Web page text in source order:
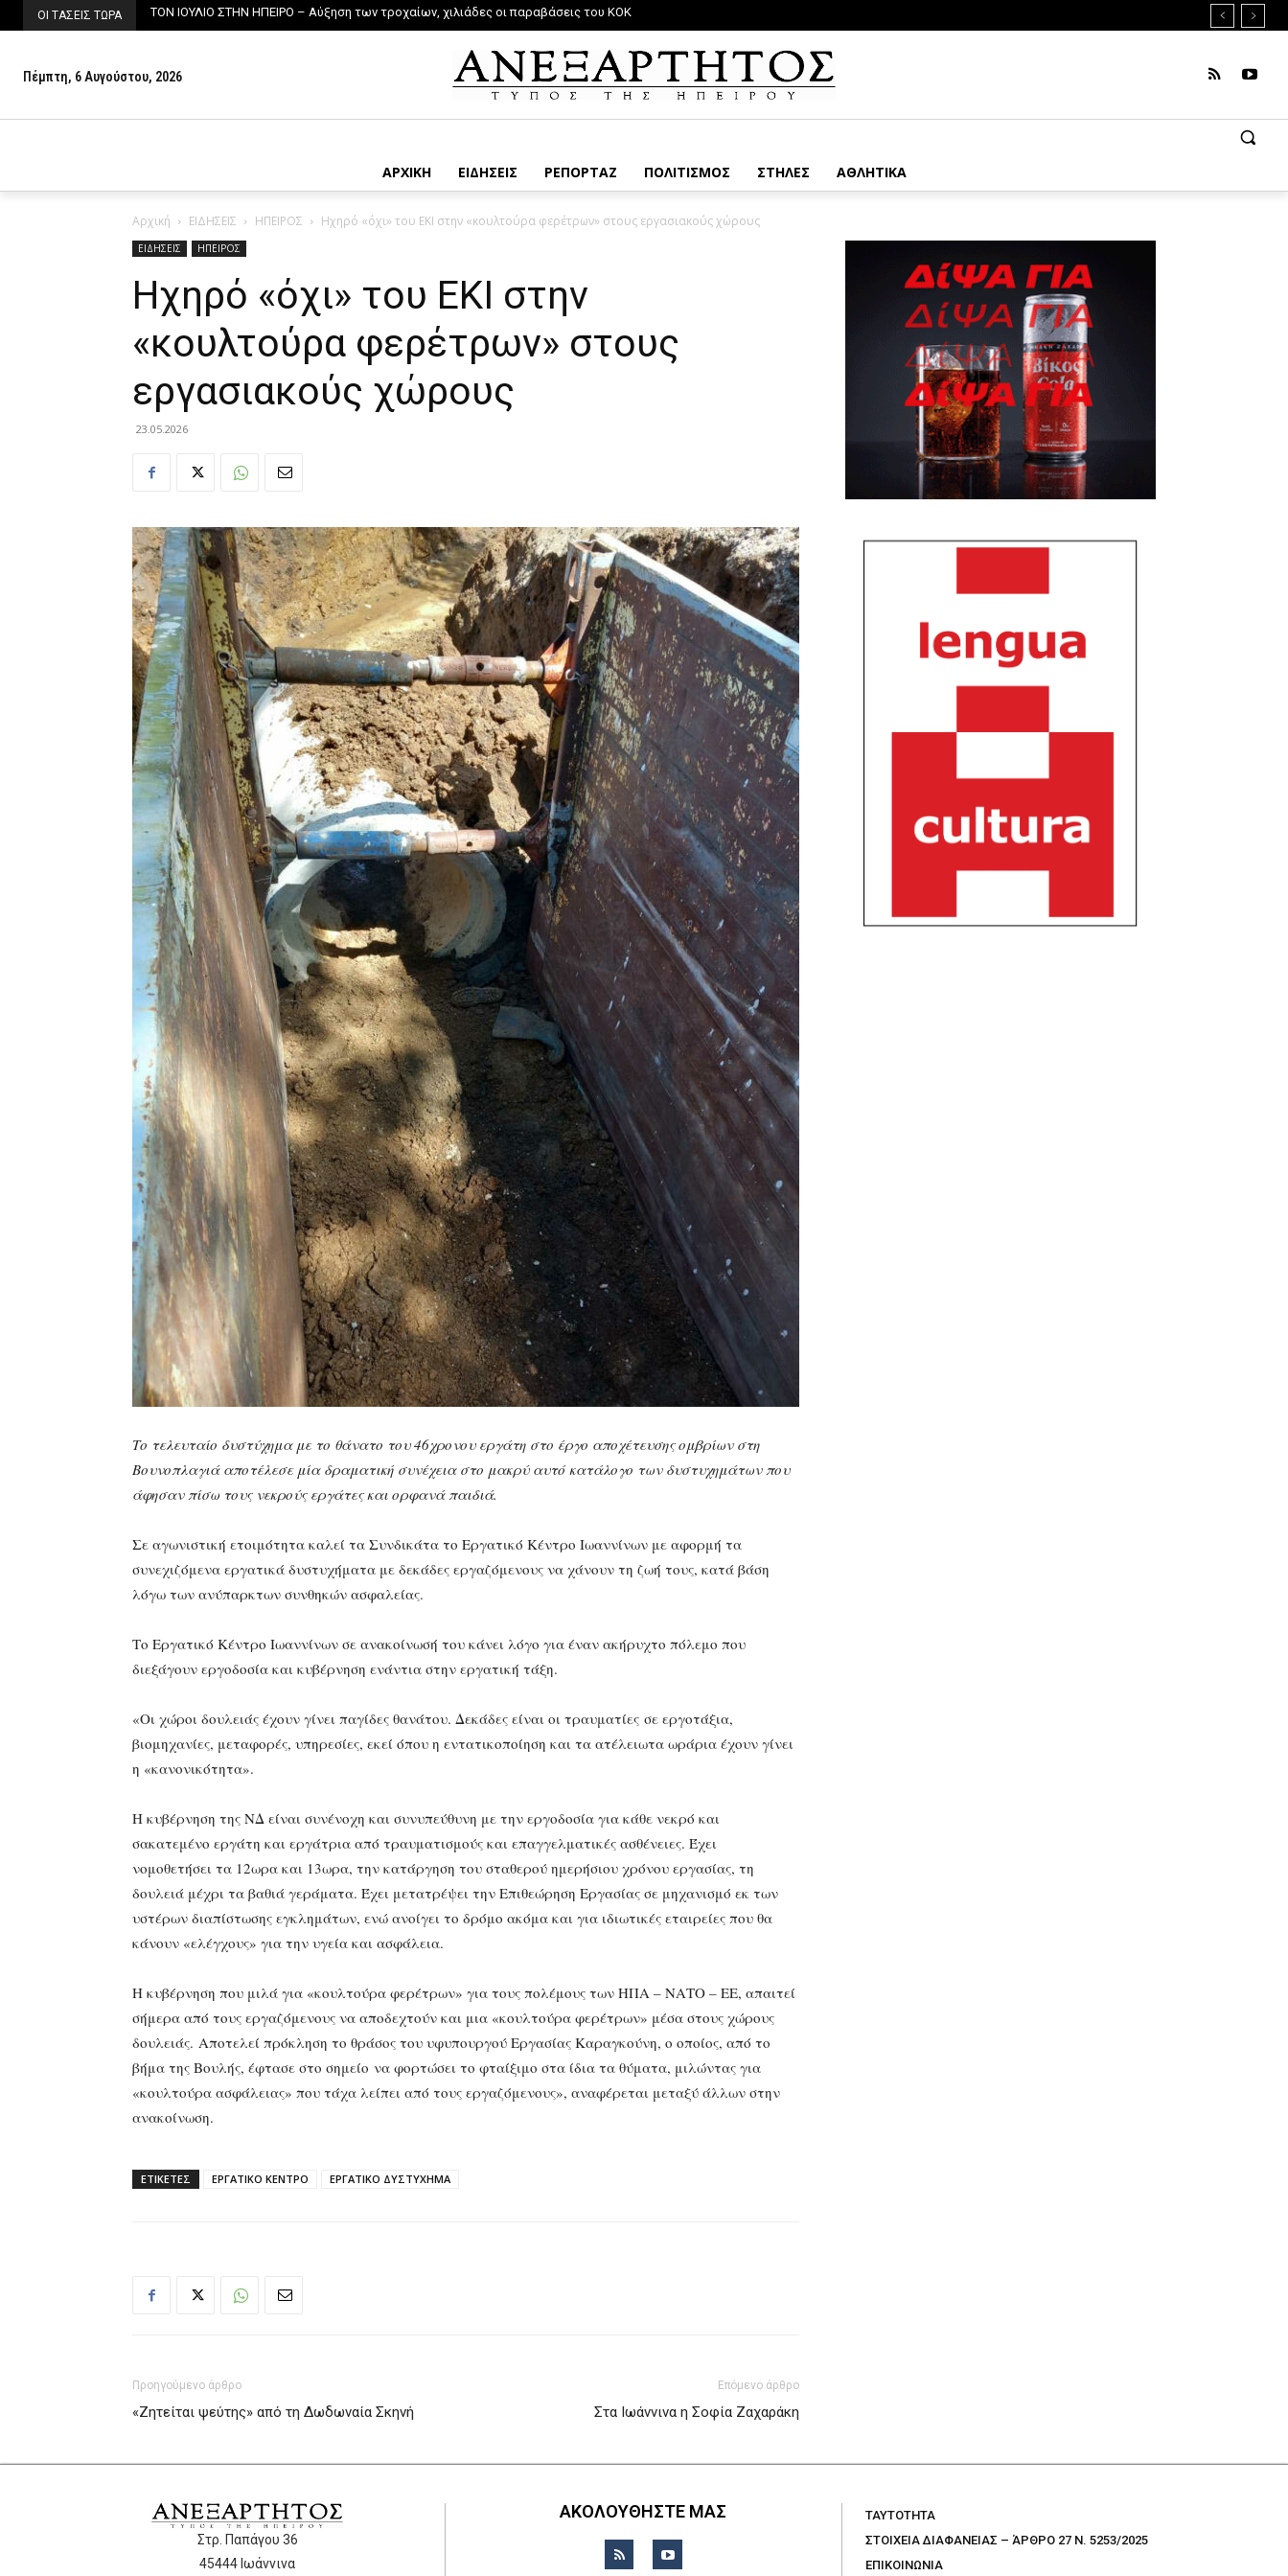
ΟΙ ΤΑΣΕΙΣ ΤΩΡΑ ΤΟΝ ΙΟΥΛΙΟ ΣΤΗΝ ΗΠΕΙΡΟ – Αύξηση των τροχαίων, χιλιάδες οι παραβάσεις του ΚΟΚ
ΔΙΕΥΘΥΝΣΗ ΚΤΗΝΙΑΤΡΙΚΗΣ ΗΠΕΙΡΟΥ – Μονόδρομος η εφαρμογή των μέτρων βιοασφάλειας
Πέμπτη, 6 Αυγούστου, 2026
ΑΡΧΙΚΗ ΕΙΔΗΣΕΙΣ ΡΕΠΟΡΤΑΖ ΠΟΛΙΤΙΣΜΟΣ ΣΤΗΛΕΣ ΑΘΛΗΤΙΚΑ
Αρχική ΕΙΔΗΣΕΙΣ ΗΠΕΙΡΟΣ Ηχηρό «όχι» του ΕΚΙ στην «κουλτούρα φερέτρων» στους εργασιακούς χώρους
ΕΙΔΗΣΕΙΣ ΗΠΕΙΡΟΣ
Ηχηρό «όχι» του ΕΚΙ στην
«κουλτούρα φερέτρων» στους
εργασιακούς χώρους
23.05.2026
Το τελευταίο δυστύχημα με το θάνατο του 46χρονου εργάτη στο έργο αποχέτευσης ομβρίων στη
Βουνοπλαγιά αποτέλεσε μία δραματική συνέχεια στο μακρύ αυτό κατάλογο των δυστυχημάτων που
άφησαν πίσω τους νεκρούς εργάτες και ορφανά παιδιά.
Σε αγωνιστική ετοιμότητα καλεί τα Συνδικάτα το Εργατικό Κέντρο Ιωαννίνων με αφορμή τα
συνεχιζόμενα εργατικά δυστυχήματα με δεκάδες εργαζόμενους να χάνουν τη ζωή τους, κατά βάση
λόγω των ανύπαρκτων συνθηκών ασφαλείας.
Το Εργατικό Κέντρο Ιωαννίνων σε ανακοίνωσή του κάνει λόγο για έναν ακήρυχτο πόλεμο που
διεξάγουν εργοδοσία και κυβέρνηση ενάντια στην εργατική τάξη.
«Οι χώροι δουλειάς έχουν γίνει παγίδες θανάτου. Δεκάδες είναι οι τραυματίες σε εργοτάξια,
βιομηχανίες, μεταφορές, υπηρεσίες, εκεί όπου η εντατικοποίηση και τα ατέλειωτα ωράρια έχουν γίνει
η «κανονικότητα».
Η κυβέρνηση της ΝΔ είναι συνένοχη και συνυπεύθυνη με την εργοδοσία για κάθε νεκρό και
σακατεμένο εργάτη και εργάτρια από τραυματισμούς και επαγγελματικές ασθένειες. Έχει
νομοθετήσει τα 12ωρα και 13ωρα, την κατάργηση του σταθερού ημερήσιου χρόνου εργασίας, τη
δουλειά μέχρι τα βαθιά γεράματα. Έχει μετατρέψει την Επιθεώρηση Εργασίας σε μηχανισμό εκ των
υστέρων διαπίστωσης εγκλημάτων, ενώ ανοίγει το δρόμο ακόμα και για ιδιωτικές εταιρείες που θα
κάνουν «ελέγχους» για την υγεία και ασφάλεια.
Η κυβέρνηση που μιλά για «κουλτούρα φερέτρων» για τους πολέμους των ΗΠΑ – ΝΑΤΟ – ΕΕ, απαιτεί
σήμερα από τους εργαζόμενους να αποδεχτούν και μια «κουλτούρα φερέτρων» μέσα στους χώρους
δουλειάς. Αποτελεί πρόκληση το θράσος του υφυπουργού Εργασίας Καραγκούνη, ο οποίος, από το
βήμα της Βουλής, έφτασε στο σημείο να φορτώσει το φταίξιμο στα ίδια τα θύματα, μιλώντας για
«κουλτούρα ασφάλειας» που τάχα λείπει από τους εργαζόμενους», αναφέρεται μεταξύ άλλων στην
ανακοίνωση.
ΕΤΙΚΕΤΕΣ ΕΡΓΑΤΙΚΟ ΚΕΝΤΡΟ ΕΡΓΑΤΙΚΟ ΔΥΣΤΥΧΗΜΑ
Προηγούμενο άρθρο
«Ζητείται ψεύτης» από τη Δωδωναία Σκηνή
Επόμενο άρθρο
Στα Ιωάννινα η Σοφία Ζαχαράκη
Στρ. Παπάγου 36
45444 Ιωάννινα
ΑΚΟΛΟΥΘΗΣΤΕ ΜΑΣ
TAYTOTHTA
ΣΤΟΙΧΕΙΑ ΔΙΑΦΑΝΕΙΑΣ – ΆΡΘΡΟ 27 Ν. 5253/2025
ΕΠΙΚΟΙΝΩΝΙΑ